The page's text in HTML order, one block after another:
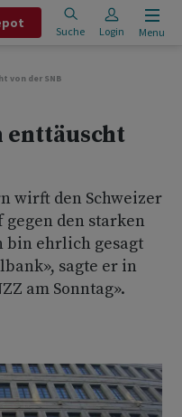
Suche Login Menu
von der SNB
enttäuscht
wirft den Schweizer
den starken
bin ehrlich gesagt
sagte er in
am Sonntag».